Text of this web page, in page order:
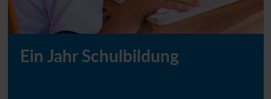
Ein Jahr Schulbildung